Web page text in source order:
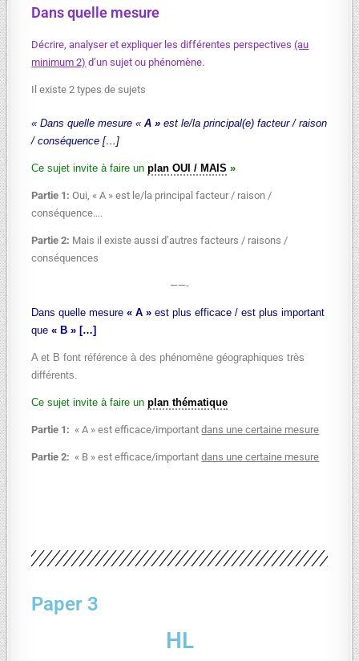
Dans quelle mesure
Décrire, analyser et expliquer les différentes perspectives(au
minimum 2) d’un sujet ou phénomène.
Il existe 2 types de sujets
« Dans quelle mesure «A » est le/la principal(e) facteur / raison
/ conséquence […]
Ce sujet invite à faire unplan OUI / MAIS »
Partie 1: Oui, « A » est le/la principal facteur / raison /
conséquence….
Partie 2: Mais il existe aussi d’autres facteurs / raisons /
conséquences
——-
Dans quelle mesure« A » est plus efficace / est plus important
que« B » […]
A et B font référence à des phénomène géographiques très
différents.
Ce sujet invite à faire unplan thématique
Partie 1: « A » est efficace/importantdans une certaine mesure
Partie 2: « B » est efficace/importantdans une certaine mesure
Paper 3
HL